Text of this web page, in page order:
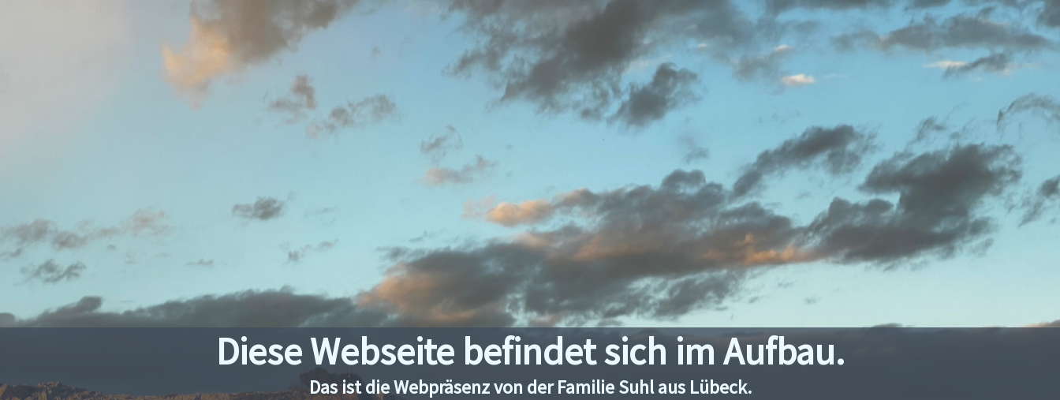
Diese Webseite befindet sich im Aufbau.
Das ist die Webpräsenz von der Familie Suhl aus Lübeck.